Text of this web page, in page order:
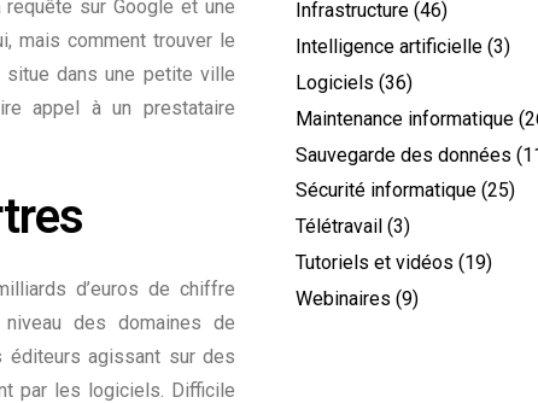
sur Google et une
mais comment trouver le
situe dans une petite ville
appel à un prestataire
d’euros de chiffre
niveau desdomaines de
agissant sur des
par les logiciels. Difficile
Infrastructure (46)
Intelligence artificielle (3)
Logiciels (36)
Maintenance informatique
Sauvegarde des données
Sécurité informatique (25)
Télétravail (3)
Tutoriels et vidéos (19)
Webinaires (9)